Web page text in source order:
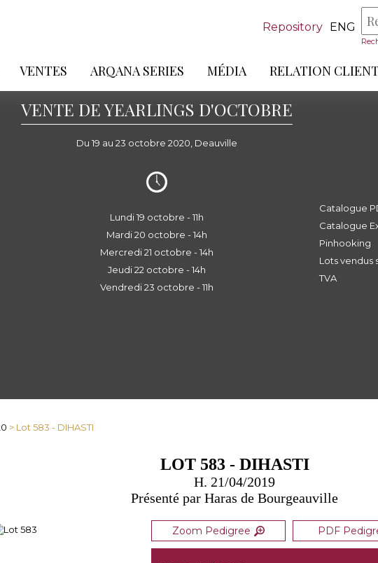
Repository ENG
VENTES ARQANA SERIES MÉDIA RELATION
VENTE DE YEARLINGS D'OCTOBRE
Du 19 au 23 octobre 2020, Deauville
Lundi 19 octobre - 11h
Mardi 20 octobre - 14h
Mercredi 21 octobre - 14h
Jeudi 22 octobre - 14h
Vendredi 23 octobre - 11h
Catalogue
Catalogue
Pinhooking
Lots vendus
TVA
> Lot 583 - DIHASTI
LOT 583 - DIHASTI
H. 21/04/2019
Présenté par Haras de Bourgeauville
Zoom Pedigree PDF